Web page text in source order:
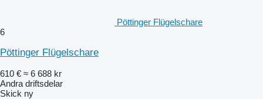
Pöttinger Flügelschare
6
Pöttinger Flügelschare
610 € ≈ 6 688 kr
Andra driftsdelar
Skick ny